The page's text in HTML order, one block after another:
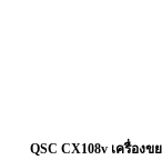
QSC CX108v เครื่องข